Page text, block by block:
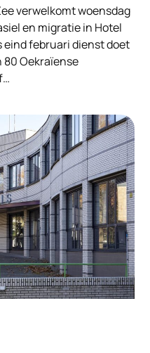
verwelkomt woensdag
en migratie in Hotel
eind februari dienst doet
80 Oekraïense